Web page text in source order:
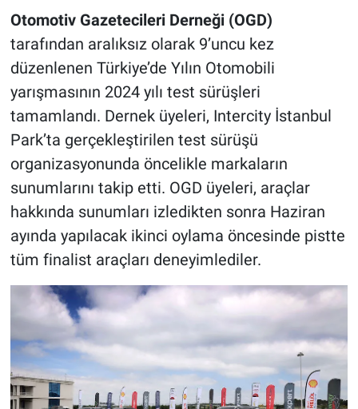
Otomotiv Gazetecileri Derneği (OGD)
tarafından aralıksız olarak 9’uncu kez
düzenlenen Türkiye’de Yılın Otomobili
yarışmasının 2024 yılı test sürüşleri
tamamlandı. Dernek üyeleri, Intercity İstanbul
Park’ta gerçekleştirilen test sürüşü
organizasyonunda öncelikle markaların
sunumlarını takip etti. OGD üyeleri, araçlar
hakkında sunumları izledikten sonra Haziran
ayında yapılacak ikinci oylama öncesinde pistte
tüm finalist araçları deneyimlediler.